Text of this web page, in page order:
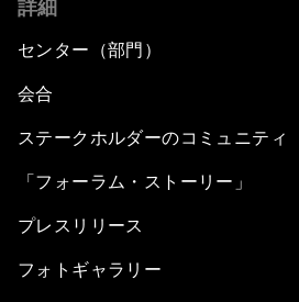
詳細
センター（部門）
会合
ステークホルダーのコミュニティ
「フォーラム・ストーリー」
プレスリリース
フォトギャラリー